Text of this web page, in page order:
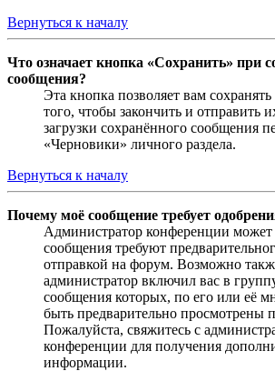
Вернуться к началу
Что означает кнопка «Сохранить» при
сообщения?
Эта кнопка позволяет вам
того, чтобы закончить и отправить
загрузки сохранённого сообщения
«Черновики» личного раздела.
Вернуться к началу
Почему моё сообщение требует
Администратор конференции может
сообщения требуют
отправкой на форум. Возможно
администратор включил вас в
сообщения которых, по его или её
быть предварительно просмотрены
Пожалуйста, свяжитесь с
конференции для получения
информации.